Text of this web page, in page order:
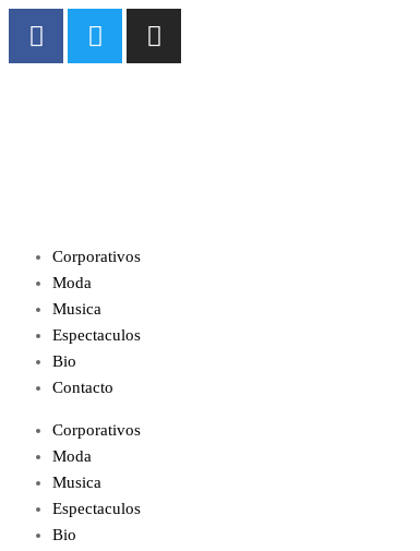
Corporativos
Moda
Musica
Espectaculos
Bio
Contacto
Corporativos
Moda
Musica
Espectaculos
Bio